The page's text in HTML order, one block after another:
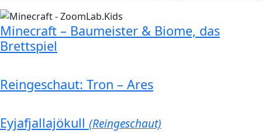
Minecraft – Baumeister & Biome, das
Brettspiel
Reingeschaut: Tron – Ares
Eyjafjallajökull (Reingeschaut)